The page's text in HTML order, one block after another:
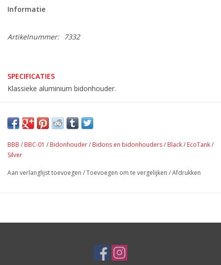
Informatie
Artikelnummer: 7332
SPECIFICATIES
Klassieke aluminium bidonhouder.
BBB / BBC-01 / Bidonhouder/ Bidons en bidonhouders/ Black/ EcoTank/
Silver
Aan verlanglijst toevoegen /Toevoegen om te vergelijken /Afdrukken